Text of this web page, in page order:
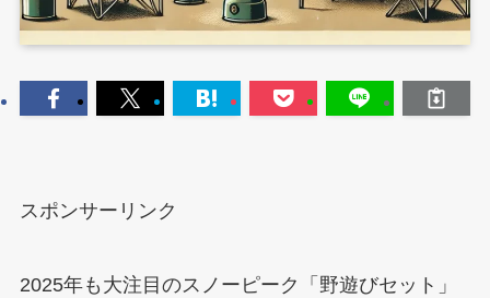
スポンサーリンク
2025年も大注目のスノーピーク「野遊びセット」